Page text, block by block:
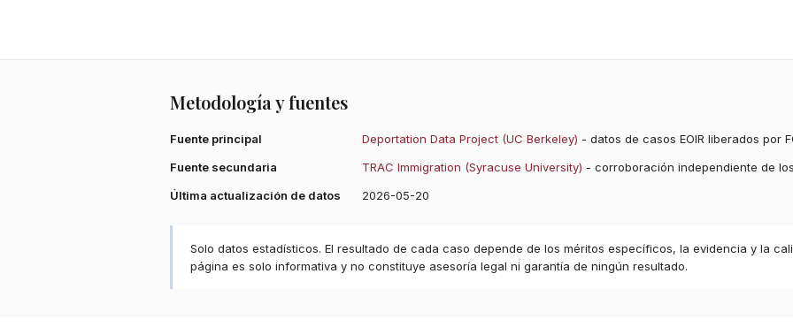
Metodología y fuentes
Fuente principal Deportation Data Project (UC Berkeley) - datos de casos EOIR liberados por
Fuente secundaria
TRAC Immigration (Syracuse University) - corroboración independiente de
Última actualización de datos
2026-05-20
Solo datos estadísticos. El resultado de cada caso depende de los méritos específicos, la evidencia y la
página es solo informativa y no constituye asesoría legal ni garantía de ningún resultado.